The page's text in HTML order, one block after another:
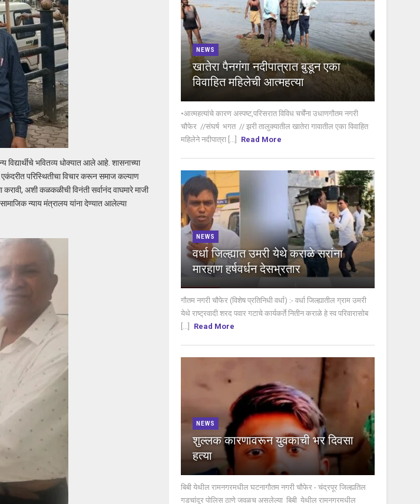
विद्यार्थीचे भवितव्य धोक्यात आले आहे. शासनाच्या
परिस्थितीचा विचार करून समाज कल्याण
अशी कळकळीची विनंती सर्वानंद वाघमारे माजी
न्याय मंत्रालय यांना देण्यात आलेल्या
NEWS
खातेरा पैनगंगा नदीपात्रात बुडून एका
विवाहित महिलेची आत्महत्या
•आत्महत्यांचे कारण अस्पष्ट,परिसरात विविध चर्चेंना उधाणगौतम नगरी
चौफेर //संघर्ष भगत // झरी तालुक्यातील खातेरा गावातील एका विवाहित
महिलेने नदीपात्रा [...]
Read More
NEWS
वर्धा जिल्ह्यात उमरी येथे कराळे सरांना
मारहाण हर्षवर्धन देसभ्रतार
गौतम नगरी चौफेर (विशेष प्रतिनिधी वर्धा) :- वर्धा जिल्ह्यातील ग्राम उमरी
येथे राष्ट्रवादी शरद पवार गटाचे कार्यकर्ते नितीन कराळे हे स्व परिवारासोब
Read More
NEWS
शुल्लक कारणावरून युवकाची भर दिवसा
हत्या
बिबी येथील रामनगरमधील घटनागौतम नगरी चौफेर - चंद्रपूर जिल्ह्यतिल
गडचांदूर पोलिस ठाणे जवळच असलेल्या बिबी येथील रामनगरमधील